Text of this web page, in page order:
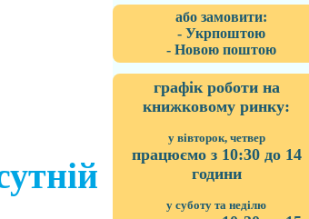
або замовити:
- Укрпоштою
- Новою поштою
графік роботи на
книжковому ринку:
у вівторок, четвер
працюємо з 10:30 до 14
години
у суботу та неділю